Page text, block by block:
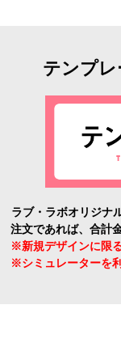
テンプレ
ラブ・ラボオリジナ
注文であれば、合計
※新規デザインに限
※シミュレーターを